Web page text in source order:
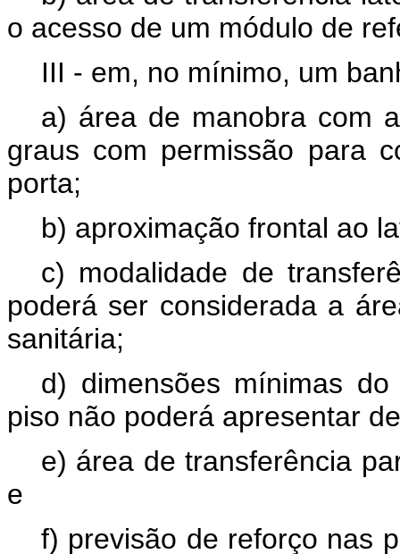
o acesso de um módulo de
III - em, no mínimo, um
a) área de manobra com
graus com permissão para
porta;
b) aproximação frontal ao
c) modalidade de
poderá ser considerada a
sanitária;
d) dimensões mínimas
piso não poderá apresentar
e) área de transferência
e
f) previsão de reforço nas